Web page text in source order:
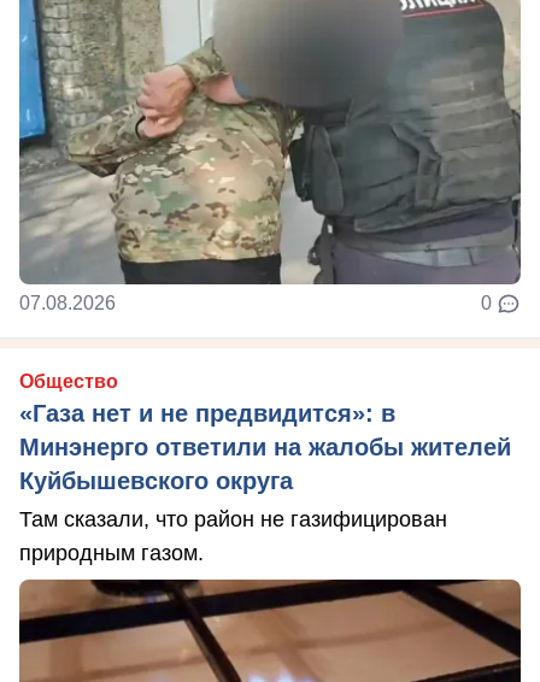
07.08.2026 0
Общество
«Газа нет и не предвидится»: в
Минэнерго ответили на жалобы жителей
Куйбышевского округа
Там сказали, что район не газифицирован
природным газом.